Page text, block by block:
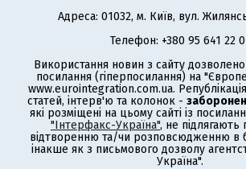
Адреса: 01032, м. Київ, вул.
Телефон: +380 95 641 22
Використання новин з сайту
посилання (гіперпосилання) на
www.eurointegration.com.ua.
статей, інтерв'ю та колонок -
які розміщені на цьому сайті із
"Інтерфакс-Україна", не
відтворенню та/чи розповсюдженню в
інакше як з письмового дозволу
Україна".